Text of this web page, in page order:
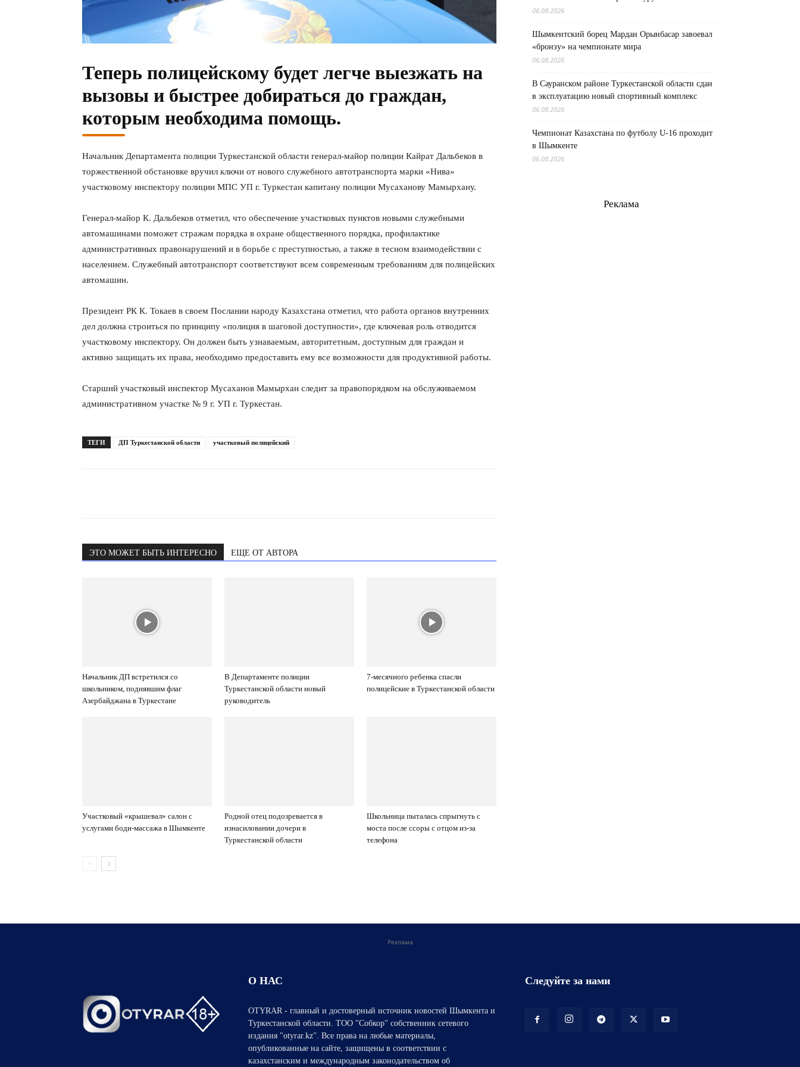
Теперь полицейскому будет легче выезжать на
вызовы и быстрее добираться до граждан,
которым необходима помощь.
Начальник Департамента полиции Туркестанской области генерал-майор полиции Кайрат Дальбеков в
торжественной обстановке вручил ключи от нового служебного автотранспорта марки «Нива»
участковому инспектору полиции МПС УП г. Туркестан капитану полиции Мусаханову Мамырхану.
Генерал-майор К. Дальбеков отметил, что обеспечение участковых пунктов новыми служебными
автомашинами поможет стражам порядка в охране общественного порядка, профилактике
административных правонарушений и в борьбе с преступностью, а также в тесном взаимодействии с
населением. Служебный автотранспорт соответствуют всем современным требованиям для полицейских
автомашин.
Президент РК К. Токаев в своем Послании народу Казахстана отметил, что работа органов внутренних
дел должна строиться по принципу «полиция в шаговой доступности», где ключевая роль отводится
участковому инспектору. Он должен быть узнаваемым, авторитетным, доступным для граждан и
активно защищать их права, необходимо предоставить ему все возможности для продуктивной работы.
Старший участковый инспектор Мусаханов Мамырхан следит за правопорядком на обслуживаемом
административном участке № 9 г. УП г. Туркестан.
ТЕГИ ДП Туркестанской области участковый полицейский
ЭТО МОЖЕТ БЫТЬ ИНТЕРЕСНО ЕЩЕ ОТ АВТОРА
Начальник ДП встретился со
школьником, поднявшим флаг
Азербайджана в Туркестане
В Департаменте полиции
Туркестанской области новый
руководитель
7-месячного ребенка спасли
полицейские в Туркестанской области
Участковый «крышевал» салон с
услугами боди-массажа в Шымкенте
Родной отец подозревается в
изнасиловании дочери в
Туркестанской области
Школьница пыталась спрыгнуть с
моста после ссоры с отцом из-за
телефона
06.08.2026
Шымкентский борец Мардан Орынбасар завоевал
«бронзу» на чемпионате мира
06.08.2026
В Сауранском районе Туркестанской области сдан
в эксплуатацию новый спортивный комплекс
06.08.2026
Чемпионат Казахстана по футболу U-16 проходит
в Шымкенте
06.08.2026
Реклама
Реклама
О НАС
OTYRAR - главный и достоверный источник новостей Шымкента и
Туркестанской области. ТОО "Собкор" собственник сетевого
издания "otyrar.kz". Все права на любые материалы,
опубликованные на сайте, защищены в соответствии с
казахстанским и международным законодательством об
Следуйте за нами